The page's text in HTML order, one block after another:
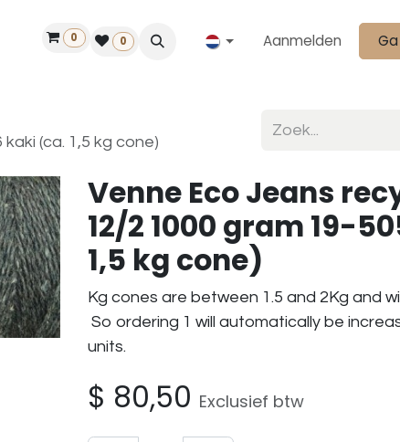
Vind een dealer
0 0 Aanmelden
(ca. 1,5 kg cone)
Venne Eco Jeans
12/2 1000 gram 19-
1,5 kg cone)
Kg cones are between 1.5 and 2Kg and
So ordering 1 will automatically be
units.
$ 80,50 Exclusief btw